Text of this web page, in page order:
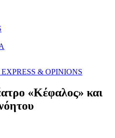
& OPINIONS
«Κέφαλος» και